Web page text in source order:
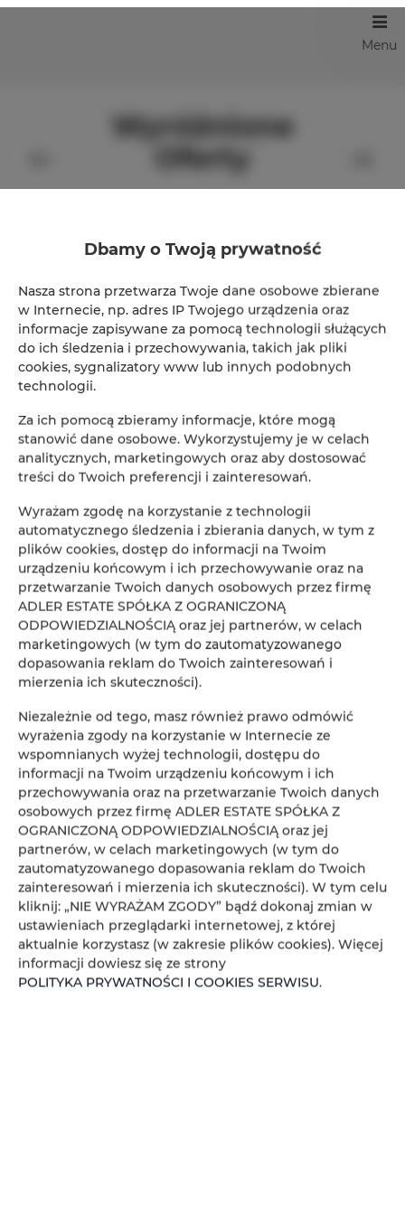
Menu
Wyróżnione
Oferty
ADLER Apartments nr 201
2
Od 147,00 zł
Rezerwacja online
Lokalizacja
Początek
Koniec
Osoby
Cena
SPRAWDŹ DOSTĘPNOŚĆ
Dbamy o Twoją prywatność
Nasza strona przetwarza Twoje dane osobowe zbierane
w Internecie, np. adres IP Twojego urządzenia oraz
informacje zapisywane za pomocą technologii służących
do ich śledzenia i przechowywania, takich jak pliki
cookies, sygnalizatory www lub innych podobnych
technologii.
Za ich pomocą zbieramy informacje, które mogą
stanowić dane osobowe. Wykorzystujemy je w celach
analitycznych, marketingowych oraz aby dostosować
treści do Twoich preferencji i zainteresowań.
Wyrażam zgodę na korzystanie z technologii
automatycznego śledzenia i zbierania danych, w tym z
plików cookies, dostęp do informacji na Twoim
urządzeniu końcowym i ich przechowywanie oraz na
przetwarzanie Twoich danych osobowych przez firmę
ADLER ESTATE SPÓŁKA Z OGRANICZONĄ
ODPOWIEDZIALNOŚCIĄ oraz jej partnerów, w celach
marketingowych (w tym do zautomatyzowanego
dopasowania reklam do Twoich zainteresowań i
mierzenia ich skuteczności).
Niezależnie od tego, masz również prawo odmówić
wyrażenia zgody na korzystanie w Internecie ze
wspomnianych wyżej technologii, dostępu do
informacji na Twoim urządzeniu końcowym i ich
przechowywania oraz na przetwarzanie Twoich danych
osobowych przez firmę ADLER ESTATE SPÓŁKA Z
OGRANICZONĄ ODPOWIEDZIALNOŚCIĄ oraz jej
partnerów, w celach marketingowych (w tym do
zautomatyzowanego dopasowania reklam do Twoich
zainteresowań i mierzenia ich skuteczności). W tym celu
kliknij: „NIE WYRAŻAM ZGODY” bądź dokonaj zmian w
ustawieniach przeglądarki internetowej, z której
aktualnie korzystasz (w zakresie plików cookies). Więcej
informacji dowiesz się ze strony
POLITYKA PRYWATNOŚCI I COOKIES SERWISU.